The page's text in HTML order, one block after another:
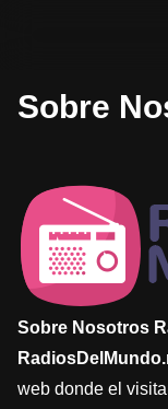
Sobre
Sobre Nosotros
web donde el